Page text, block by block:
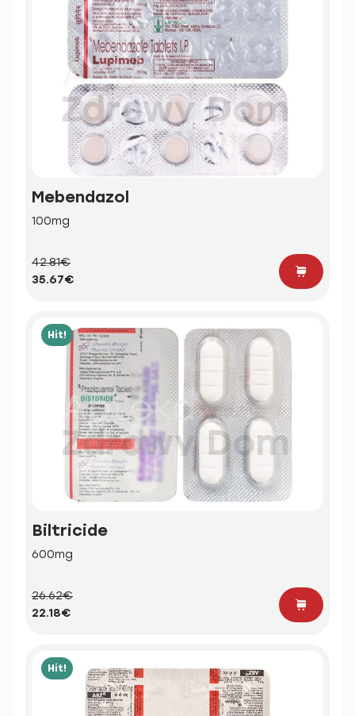
Mebendazol
100mg
42.81€
35.67€
Hit!
Biltricide
600mg
26.62€
22.18€
Hit!